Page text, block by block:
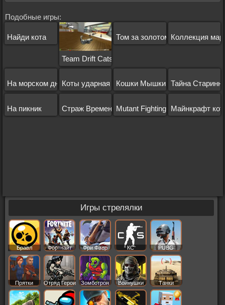
Подобные игры:
Найди кота
Team Drift Cats
Том за золотом 2Коллекция
На морском днеКоты ударная сила лига
Кошки Мышки Тайна
На пикник Страж Времени: Поиск предметов
Mutant Fighting Cup 2Майнкрафт кот
Игры стрелялки
Бравл
Старс
Фортнайт Фри Фаер КС PUBG
Прятки Отряд Герои Зомботрон Войнушки Танки